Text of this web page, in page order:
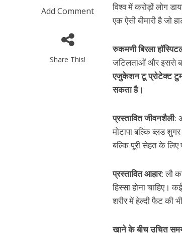
Add Comment
Share This!
विश्व में करोड़ों लोग
एक ऐसी बीमारी है जो
रुकमणी बिरला
जटिलताओं और इससे
एजुकेशन टू प्रोटेक्ट
सकता है।
प्रस्तावित जीवनशैली:
मोटापा बल्कि ब्लड
बल्कि पूरी सेहत के
प्रस्तावित आहार: लौ
हिस्सा होना
शरीर में हेल्दी फैट की
खाने के बीच उचित